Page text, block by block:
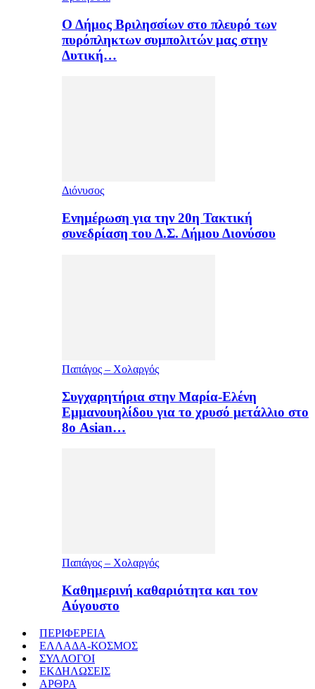
Ο Δήμος Βριλησσίων στο πλευρό των
πυρόπληκτων συμπολιτών μας στην
Δυτική…
Διόνυσος
Ενημέρωση για την 20η Τακτική
συνεδρίαση του Δ.Σ. Δήμου Διονύσου
Παπάγος – Χολαργός
Συγχαρητήρια στην Μαρία-Ελένη
Εμμανουηλίδου για το χρυσό μετάλλιο στο
8ο Asian…
Παπάγος – Χολαργός
Καθημερινή καθαριότητα και τον
Αύγουστο
ΠΕΡΙΦΕΡΕΙΑ
ΕΛΛΑΔΑ-ΚΟΣΜΟΣ
ΣΥΛΛΟΓΟΙ
ΕΚΔΗΛΩΣΕΙΣ
ΑΡΘΡΑ